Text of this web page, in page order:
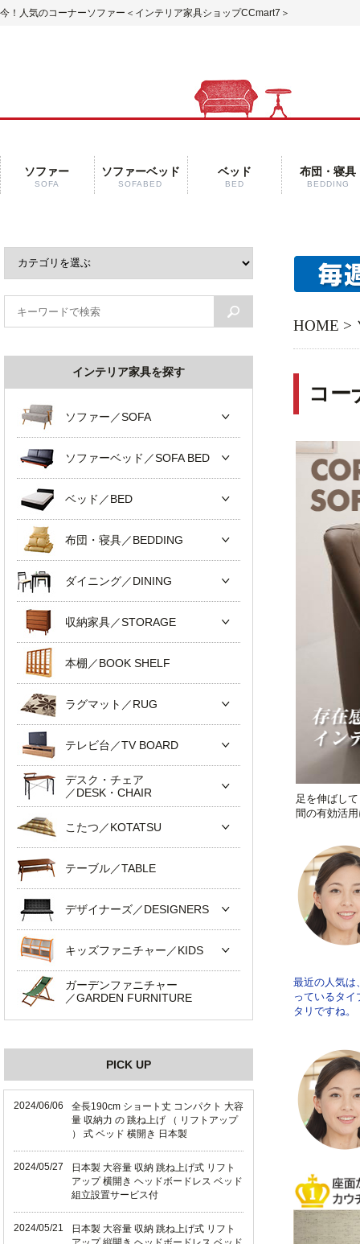
今！人気のコーナーソファー ＜インテリア家具ショップCCmart7＞
ソファー
SOFA
ソファーベッド
SOFABED
ベッド
BED
布団・寝具
BEDDING
HOME >
コー
足を伸ばし
間の有効活
最近の人気は
っているタ
タリですね。
インテリア家具を探す
ソファー／SOFA
ソファーベッド／SOFA BED
ベッド／BED
布団・寝具／BEDDING
ダイニング／DINING
収納家具／STORAGE
本棚／BOOK SHELF
ラグマット／RUG
テレビ台／TV BOARD
デスク・チェア
／DESK・CHAIR
こたつ／KOTATSU
テーブル／TABLE
デザイナーズ／DESIGNERS
キッズファニチャー／KIDS
ガーデンファニチャー
／GARDEN FURNITURE
PICK UP
2024/06/06
全長190cm ショート丈 コンパクト 大容
量 収納力 の 跳ね上げ （ リフトアップ
） 式 ベッド 横開き 日本製
2024/05/27
日本製 大容量 収納 跳ね上げ式 リフト
アップ 横開き ヘッドボードレス ベッド
組立設置サービス付
2024/05/21
日本製 大容量 収納 跳ね上げ式 リフト